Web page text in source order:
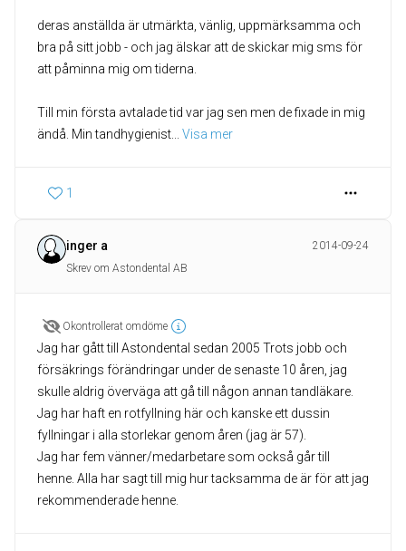
deras anställda är utmärkta, vänlig, uppmärksamma och
bra på sitt jobb - och jag älskar att de skickar mig sms för
att påminna mig om tiderna.
Till min första avtalade tid var jag sen men de fixade in mig
ändå. Min tandhygienist
Visa mer
1
inger a
2014-09-24
Skrev om Astondental AB
Okontrollerat omdöme
Jag har gått till Astondental sedan 2005 Trots jobb och
försäkrings förändringar under de senaste 10 åren, jag
skulle aldrig överväga att gå till någon annan tandläkare.
Jag har haft en rotfyllning här och kanske ett dussin
fyllningar i alla storlekar genom åren (jag är 57).
Jag har fem vänner/medarbetare som också går till
henne. Alla har sagt till mig hur tacksamma de är för att jag